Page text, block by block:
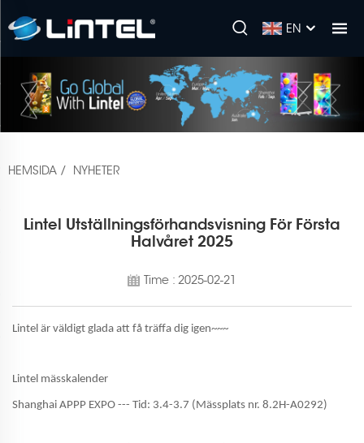
EN
HEMSIDA / NYHETER
Lintel Utställningsförhandsvisning För Första
Halvåret 2025
Time : 2025-02-21
Lintel är väldigt glada att få träffa dig igen~~~
Lintel mässkalender
Shanghai APPP EXPO --- Tid: 3.4-3.7 (Mässplats nr. 8.2H-A0292)